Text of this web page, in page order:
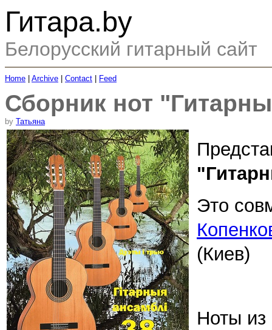
Гитара.by
Белорусский гитарный сайт
Home Archive Contact Feed
Сборник нот
by Татьяна
Это
(Киев)
Ноты из